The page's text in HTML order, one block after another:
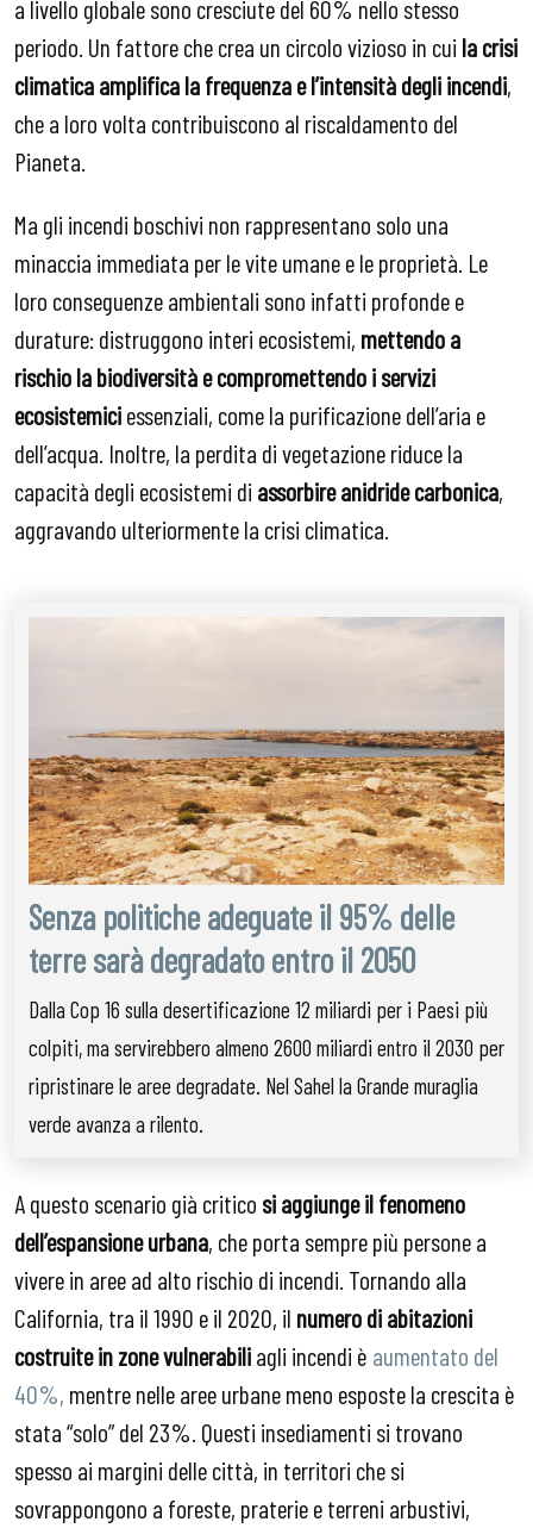
a livello globale sono cresciute del 60% nello stesso
periodo. Un fattore che crea un circolo vizioso in cui la crisi
climatica amplifica la frequenza e l’intensità degli incendi,
che a loro volta contribuiscono al riscaldamento del
Pianeta.
Ma gli incendi boschivi non rappresentano solo una
minaccia immediata per le vite umane e le proprietà. Le
loro conseguenze ambientali sono infatti profonde e
durature: distruggono interi ecosistemi, mettendo a
rischio la biodiversità e compromettendo i servizi
ecosistemiciessenziali, come la purificazione dell’aria e
dell’acqua. Inoltre, la perdita di vegetazione riduce la
capacità degli ecosistemi di assorbire anidride carbonica,
aggravando ulteriormente la crisi climatica.
Senza politiche adeguate il 95% delle
terre sarà degradato entro il 2050
Dalla Cop 16 sulla desertificazione 12 miliardi per i Paesi più
colpiti, ma servirebbero almeno 2600 miliardi entro il 2030 per
ripristinare le aree degradate. Nel Sahel la Grande muraglia
verde avanza a rilento.
A questo scenario già critico si aggiunge il fenomeno
dell’espansione urbana, che porta sempre più persone a
vivere in aree ad alto rischio di incendi. Tornando alla
California, tra il 1990 e il 2020, il numero di abitazioni
costruite in zone vulnerabiliagli incendi è aumentato del
40%, mentre nelle aree urbane meno esposte la crescita è
stata “solo” del 23%. Questi insediamenti si trovano
spesso ai margini delle città, in territori che si
sovrappongono a foreste, praterie e terreni arbustivi,